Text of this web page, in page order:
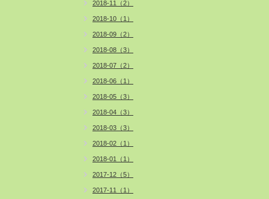
2018-11（2）
2018-10（1）
2018-09（2）
2018-08（3）
2018-07（2）
2018-06（1）
2018-05（3）
2018-04（3）
2018-03（3）
2018-02（1）
2018-01（1）
2017-12（5）
2017-11（1）